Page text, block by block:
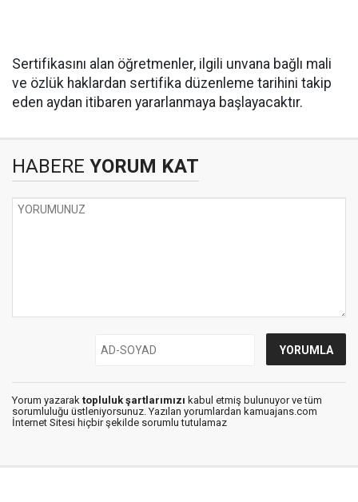
Sertifikasını alan öğretmenler, ilgili unvana bağlı mali
ve özlük haklardan sertifika düzenleme tarihini takip
eden aydan itibaren yararlanmaya başlayacaktır.
HABERE YORUM KAT
Yorum yazarak topluluk şartlarımızı kabul etmiş bulunuyor ve tüm
sorumluluğu üstleniyorsunuz. Yazılan yorumlardan kamuajans.com
İnternet Sitesi hiçbir şekilde sorumlu tutulamaz